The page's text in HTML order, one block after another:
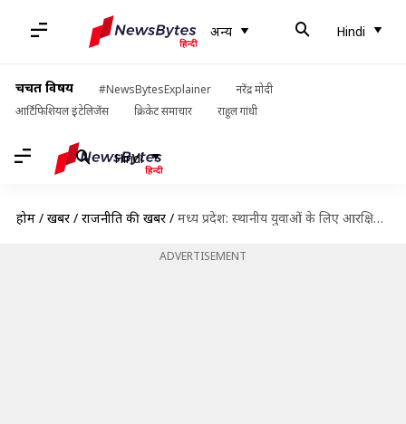
अन्य Hindi
चर्चित विषय #NewsBytesExplainer
नरेंद्र मोदी
आर्टिफिशियल इंटेलिजेंस
क्रिकेट समाचार राहुल गांधी
Hindi
होम / खबरें / राजनीति की खबरें / मध्य प्रदेश: स्थानीय युवाओं के लिए आरक्षित की जाएंगी राज्य की सरकारी नौकरियां
ADVERTISEMENT